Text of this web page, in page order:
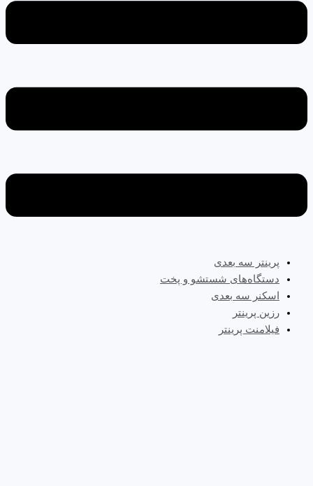
پرینتر سه‌ بعدی
دستگاه‌های شستشو و پخت
اسکنر سه بعدی
رزین پرینتر
فیلامنت پرینتر